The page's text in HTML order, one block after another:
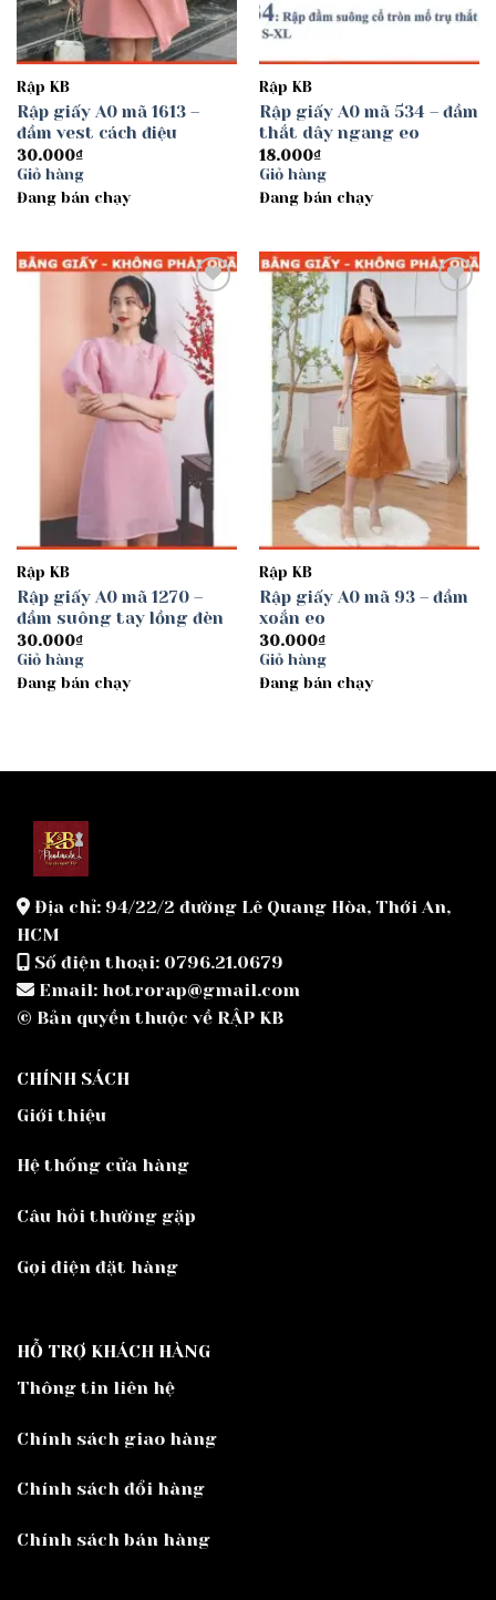
Rập KB
Rập giấy A0 mã 1613 –
đầm vest cách điệu
30.000₫
Giỏ hàng
Đang bán chạy
Rập KB
Rập giấy A0 mã 534 – đầm
thắt dây ngang eo
18.000₫
Giỏ hàng
Đang bán chạy
Add to
wishlist
Rập KB
Rập giấy A0 mã 1270 –
đầm suông tay lồng đèn
30.000₫
Giỏ hàng
Đang bán chạy
wishlist
Rập KB
Rập giấy A0 mã 93 – đầm
xoắn eo
30.000₫
Giỏ hàng
Đang bán chạy
Địa chỉ: 94/22/2 đường Lê Quang Hòa, Thới An,
HCM
Số điện thoại: 0796.21.0679
Email: hotrorap@gmail.com
© Bản quyền thuộc về RẬP KB
CHÍNH SÁCH
Giới thiệu
Hệ thống cửa hàng
Câu hỏi thường gặp
Gọi điện đặt hàng
HỖ TRỢ KHÁCH HÀNG
Thông tin liên hệ
Chính sách giao hàng
Chính sách đổi hàng
Chính sách bán hàng